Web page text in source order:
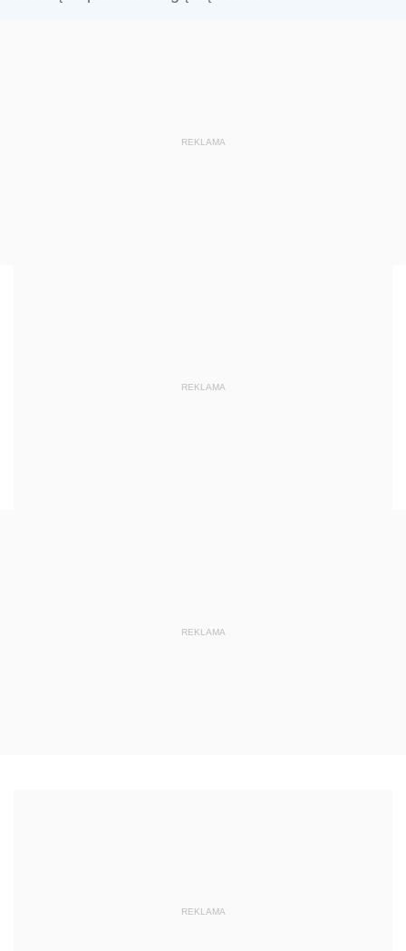
REKLAMA
REKLAMA
REKLAMA
REKLAMA